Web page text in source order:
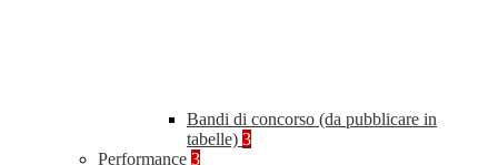
Bandi di concorso (da pubblicare in
tabelle) 3
Performance 3